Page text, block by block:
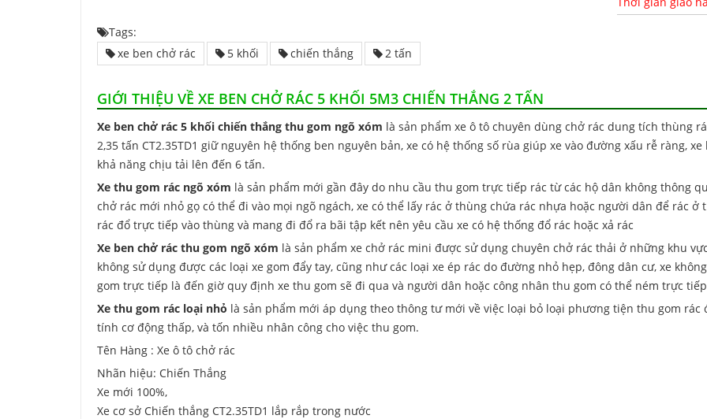
Tags:
xe ben chở rác
5 khối chiến thắng 2 tấn
GIỚI THIỆU VỀ XE BEN CHỞ RÁC 5 KHỐI 5M3 CHIẾN THẮNG 2 TẤN
Xe ben chở rác 5 khối chiến thắng thu gom ngõ xóm là sản phẩm xe ô tô chuyên dùng chở rác dung tích thùng
2,35 tấn CT2.35TD1 giữ nguyên hệ thống ben nguyên bản, xe có hệ thống số rùa giúp xe vào đường xấu rễ ràng,
khả năng chịu tải lên đến 6 tấn.
Xe thu gom rác ngõ xóm là sản phẩm mới gần đây do nhu cầu thu gom trực tiếp rác từ các hộ dân không thông
chở rác mới nhỏ gọ có thể đi vào mọi ngõ ngách, xe có thể lấy rác ở thùng chứa rác nhựa hoặc người dân để rác
rác đổ trực tiếp vào thùng và mang đi đổ ra bãi tập kết nên yêu cầu xe có hệ thống đổ rác hoặc xả rác
Xe ben chở rác thu gom ngõ xóm là sản phẩm xe chở rác mini được sử dụng chuyên chở rác thải ở những khu
không sử dụng được các loại xe gom đẩy tay, cũng như các loại xe ép rác do đường nhỏ hẹp, đông dân cư, xe
gom trực tiếp là đến giờ quy định xe thu gom sẽ đi qua và người dân hoặc công nhân thu gom có thể ném trực
Xe thu gom rác loại nhỏ là sản phẩm mới áp dụng theo thông tư mới về việc loại bỏ loại phương tiện thu gom rác
tính cơ động thấp, và tốn nhiều nhân công cho việc thu gom.
Tên Hàng : Xe ô tô chở rác
Nhãn hiệu: Chiến Thắng
Xe mới 100%,
Xe cơ sở Chiến thắng CT2.35TD1 lắp rắp trong nước